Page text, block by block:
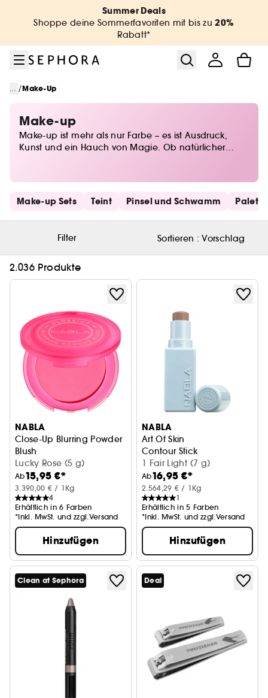
Summer Deals
Shoppe deine Sommerfavoriten mit bis zu20%
Rabatt*
... /Make-Up
Make-up
Make-up ist mehr als nur Farbe – es ist Ausdruck,
Kunst und ein Hauch von Magie. Ob natürlicher
setzen. Von Foundations für den perfekten Teint über
ausdrucksstarkes Augen-Make-up bis hin zu
Lidschatten in allen Nuancen – entdecke die
neuesten Trends und zeitlose Klassiker. Lass deiner
haves für jeden Anlass!
Schnelllinks überspringen
Make-up Sets Teint Pinsel und Schwamm
Filter Sortieren :Vorschlag
2.036 Produkte
NABLA
Close-Up Blurring Powder
Blush
Puderrouge
Lucky Rose (5 g)
Ab15,95 €*
3.390,00 € / 1Kg
4
Erhältlich in 6 Farben
*Inkl. MwSt. und zzgl.Versand
Hinzufügen
NABLA
Art Of Skin
Contour Stick
1 Fair Light (7 g)
Ab16,95 €*
2.564,29 € / 1Kg
1
Erhältlich in 5 Farben
*Inkl. MwSt. und zzgl.Versand
Hinzufügen
Clean at Sephora Deal